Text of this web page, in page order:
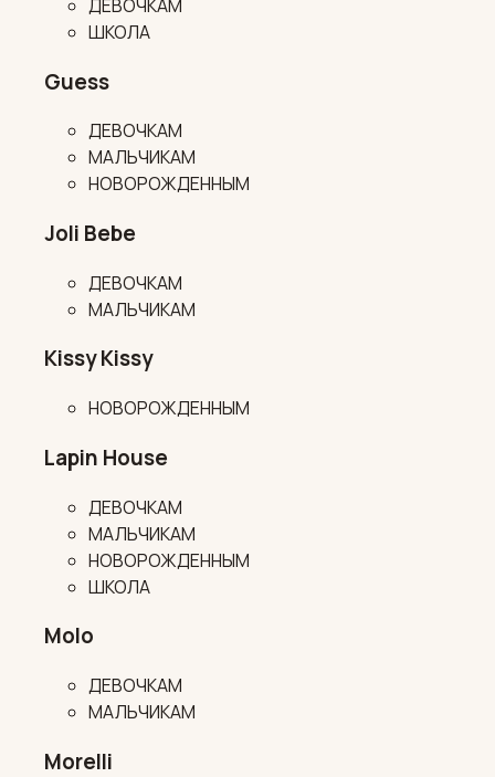
ДЕВОЧКАМ
ШКОЛА
Guess
ДЕВОЧКАМ
МАЛЬЧИКАМ
НОВОРОЖДЕННЫМ
Joli Bebe
ДЕВОЧКАМ
МАЛЬЧИКАМ
Kissy Kissy
НОВОРОЖДЕННЫМ
Lapin House
ДЕВОЧКАМ
МАЛЬЧИКАМ
НОВОРОЖДЕННЫМ
ШКОЛА
Molo
ДЕВОЧКАМ
МАЛЬЧИКАМ
Morelli